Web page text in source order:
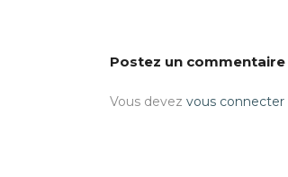
Postez un commentaire
Vous devez vous connecter